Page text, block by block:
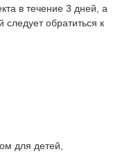
в течение 3 дней, а
обратиться к
для детей,